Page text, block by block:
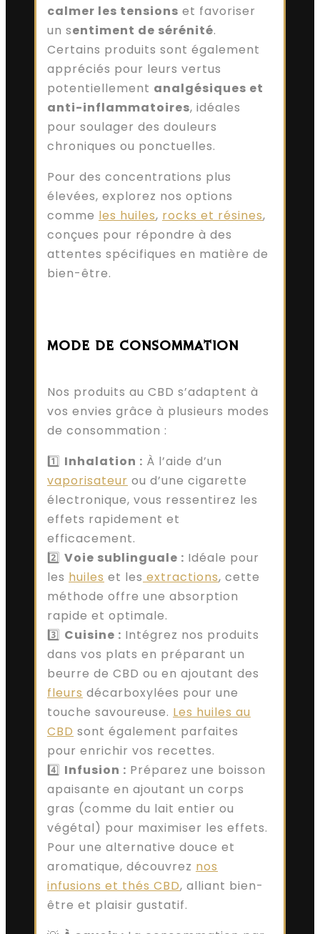
calmer les tensions et favoriser
un sentiment de sérénité.
Certains produits sont également
appréciés pour leurs vertus
potentiellement analgésiques et
anti-inflammatoires, idéales
pour soulager des douleurs
chroniques ou ponctuelles.
Pour des concentrations plus
élevées, explorez nos options
comme les huiles, rocks et résines,
conçues pour répondre à des
attentes spécifiques en matière de
bien-être.
MODE DE CONSOMMATION
Nos produits au CBD s’adaptent à
vos envies grâce à plusieurs modes
de consommation :
1️⃣ Inhalation : À l’aide d’un
vaporisateur ou d’une cigarette
électronique, vous ressentirez les
effets rapidement et
efficacement.
2️⃣ Voie sublinguale : Idéale pour
les huiles et les extractions, cette
méthode offre une absorption
rapide et optimale.
3️⃣ Cuisine : Intégrez nos produits
dans vos plats en préparant un
beurre de CBD ou en ajoutant des
fleurs décarboxylées pour une
touche savoureuse. Les huiles au
CBD sont également parfaites
pour enrichir vos recettes.
4️⃣ Infusion : Préparez une boisson
apaisante en ajoutant un corps
gras (comme du lait entier ou
végétal) pour maximiser les effets.
Pour une alternative douce et
aromatique, découvrez nos
infusions et thés CBD, alliant bien-
être et plaisir gustatif.